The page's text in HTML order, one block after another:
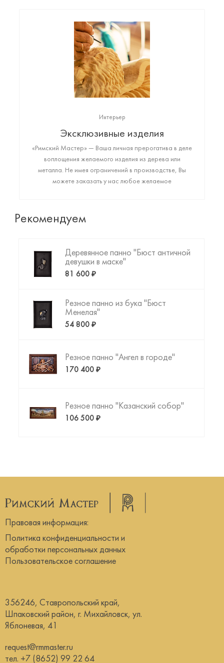
Интерьер
Эксклюзивные изделия
«Римский Мастер» — Ваша личная прерогатива в деле
воплощения желаемого изделия из дерева или
металла. Не имея ограничений в производстве, Вы
можете заказать у нас любое желаемое
Рекомендуем
Деревянное панно "Бюст античной
девушки в маске"
81 600 ₽
Резное панно из бука "Бюст
Менелая"
54 800 ₽
Резное панно "Ангел в городе"
170 400 ₽
Резное панно "Казанский собор"
106 500 ₽
Правовая информация:
Политика конфиденциальности и
обработки персональных данных
Пользовательское соглашение
356246, Ставропольский край,
Шпаковский район, г. Михайловск, ул.
Яблоневая, 41
request@rmmaster.ru
тел. +7 (8652) 99 22 64